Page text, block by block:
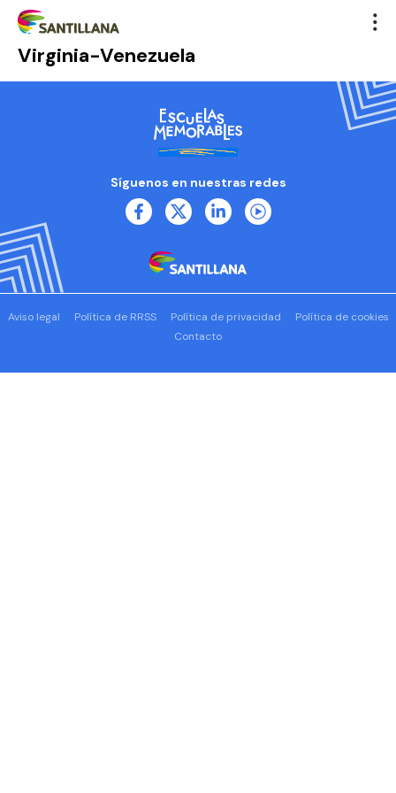
Virginia-Venezuela
Síguenos en nuestras redes
Aviso legal Política de RRSS Política de privacidad
Política de cookies
Contacto